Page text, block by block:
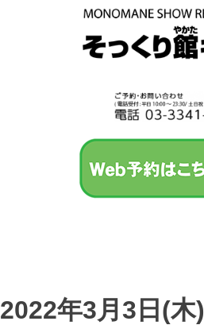
2022年3月3日(木)